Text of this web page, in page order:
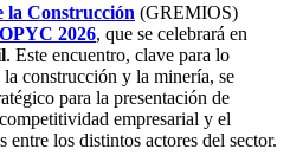
la Construcción (GREMIOS)
2026, que se celebrará en
. Este encuentro, clave para lo
construcción y la minería, se
para la presentación de
empresarial y el
los distintos actores del sector.